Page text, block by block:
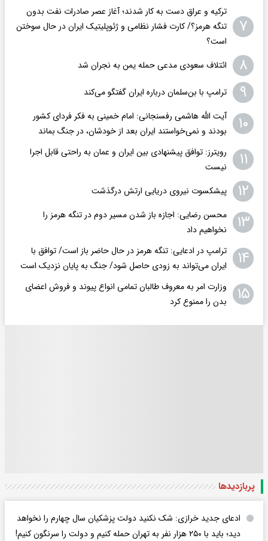
۷
ترکیه و عراق دست به کار شدند؛ آغاز عصر صادرات نفت بدون
تنگه هرمز؟/ کارت فشار نظامی و ژئوپلیتیک ایران در حال سوختن
است؟
۸ ائتلاف سعودی مدعی حمله یمن به نجران شد
۹ ترامپ با بن‌سلمان درباره ایران گفتگو می‌کند
۱۰
آیت الله هاشمی رفسنجانی: امام خمینی به فکر فردای کشور
بودند و نمی‌خواستند ایران بعد از خودشان، در جنگ بماند
۱۱
رویترز: توافق پیشنهادی بین ایران و عمان به راحتی قابل اجرا
نیست
۱۲ پیشکسوت نیروی دریایی ارتش درگذشت
۱۳
محسن رضایی: اجازه باز شدن مسیر دوم در تنگه هرمز را
نخواهیم داد
۱۴
ترامپ در ادعایی: تنگه هرمز در حال حاضر باز است/ توافق با
ایران می‌تواند به‌ زودی حاصل شود/ جنگ به پایان نزدیک است
۱۵
وزارت امر به معروف طالبان تمامی انواع پیوند و فروش اعضای
بدن را ممنوع کرد
پربازدید‌ها
ادعای جدید خرازی: شک نکنید دولت پزشکیان سال چهارم را نخواهد
دید؛ باید با ۲۵۰ هزار نفر به تهران حمله کنیم و دولت را سرنگون کنیم!